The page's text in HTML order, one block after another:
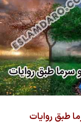
طبق روایات